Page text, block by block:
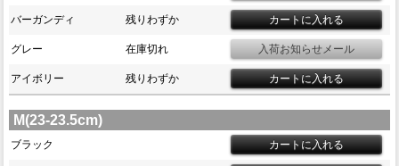
バーガンディ 残りわずか
グレー 在庫切れ
アイボリー 残りわずか
M(23-23.5cm)
ブラック